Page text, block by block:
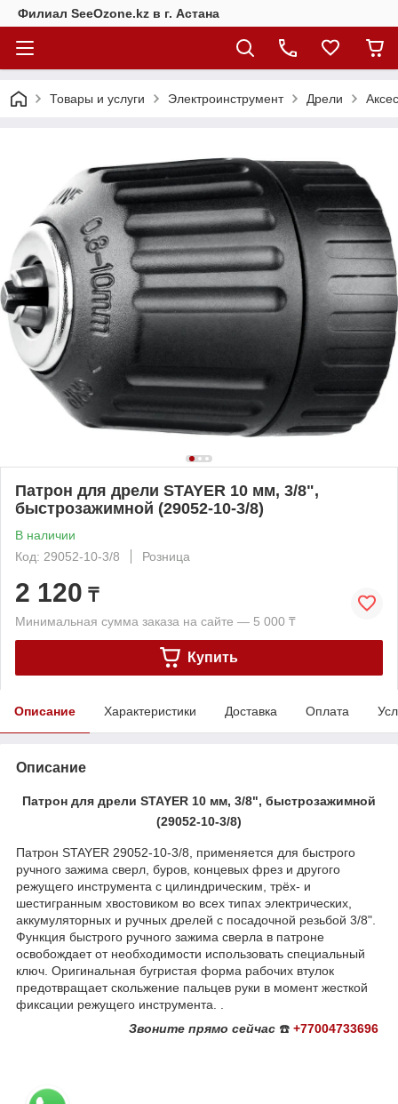
Филиал SeeOzone.kz в г. Астана
Товары и услуги Электроинструмент Дрели
Патрон для дрели STAYER 10 мм, 3/8",
быстрозажимной (29052-10-3/8)
В наличии
Код: 29052-10-3/8
Розница
2 120 ₸
Минимальная сумма заказа на сайте — 5 000 ₸
Купить
Описание Характеристики Доставка Оплата
Описание
Патрон для дрели STAYER 10 мм, 3/8", быстрозажимной
(29052-10-3/8)
Патрон STAYER 29052-10-3/8, применяется для быстрого
ручного зажима сверл, буров, концевых фрез и другого
режущего инструмента с цилиндрическим, трёх- и
шестигранным хвостовиком во всех типах электрических,
аккумуляторных и ручных дрелей с посадочной резьбой 3/8".
Функция быстрого ручного зажима сверла в патроне
освобождает от необходимости использовать специальный
ключ. Оригинальная бугристая форма рабочих втулок
предотвращает скольжение пальцев руки в момент жесткой
фиксации режущего инструмента. .
Звоните прямо сейчас ☎️ +77004733696